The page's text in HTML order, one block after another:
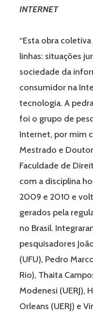
INTERNET
“Esta obra
linhas: situações
sociedade da
consumidor na
tecnologia. A
foi o grupo de
Internet, por mim
Mestrado e
Faculdade de
com a disciplina
2009 e 2010 e
gerados pela
no Brasil.
pesquisadores
(UFU), Pedro
Rio), Thaita
Modenesi (UERJ),
Orleans (UERJ) e